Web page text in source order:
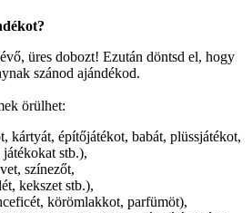
üres dobozt! Ezután döntsd el, hogy
szánod ajándékod.
örülhet:
kártyát, építőjátékot, babát, plüssjátékot,
stb.),
színezőt,
kekszet stb.),
körömlakkot, parfümöt),